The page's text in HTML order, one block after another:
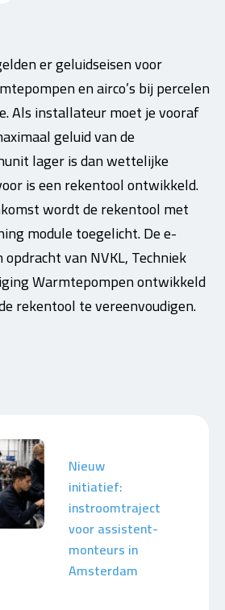
er geluidseisen voor
en airco’s bij percelen
Als installateur moet je vooraf
geluid van de
lager is dan wettelijke
is een rekentool ontwikkeld.
wordt de rekentool met
module toegelicht. De e-
van NVKL, Techniek
Warmtepompen ontwikkeld
rekentool te vereenvoudigen.
Nieuw
initiatief:
instroomtraject
voor assistent-
monteurs in
Amsterdam